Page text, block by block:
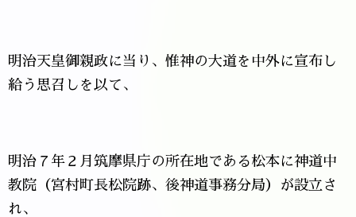
明治天皇御親政に当り、惟神の大道を中外に宣布し
給う思召しを以て、
明治７年２月筑摩県庁の所在地である松本に神道中
教院（宮村町長松院跡、後神道事務分局）が設立さ
れ、